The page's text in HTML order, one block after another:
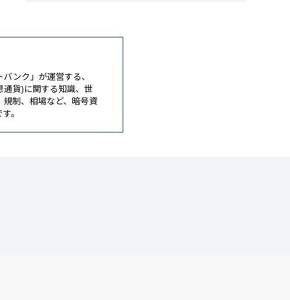
ンク」が運営する、
通貨)に関する知識、世
制、相場など、暗号資
。